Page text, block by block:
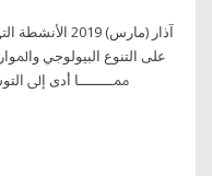
ﻋﻠﻰ اﻟﺘﻨﻮع اﻟﺒﻴﻮﻟﻮﺟﻲ واﳌﻮارد
ﳑــــــــﺎ أدى إﱃ